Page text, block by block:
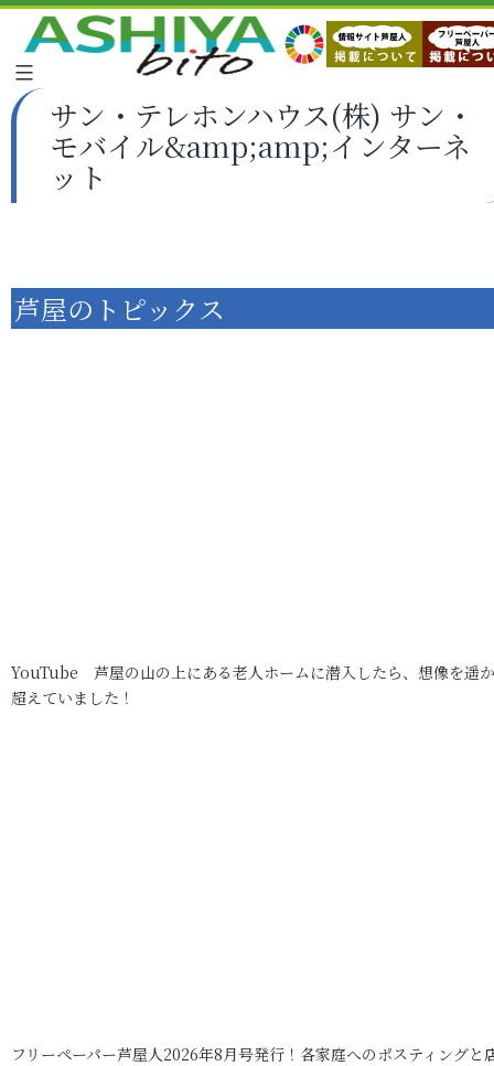
サン・テレホンハウス(株) サン・
モバイル&amp;amp;インターネ
ット
芦屋のトピックス
YouTube 芦屋の山の上にある老人ホームに潜入したら、想像を遥
超えていました！
フリーペーパー芦屋人2026年8月号発行！各家庭へのポスティングと